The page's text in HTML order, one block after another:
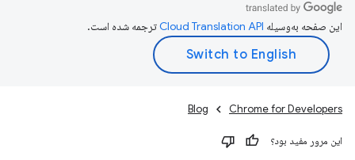
این صفحه به‌وسیله ترجمه شده است.
Chrome for Developers
Blog
این مرور مفید بود؟